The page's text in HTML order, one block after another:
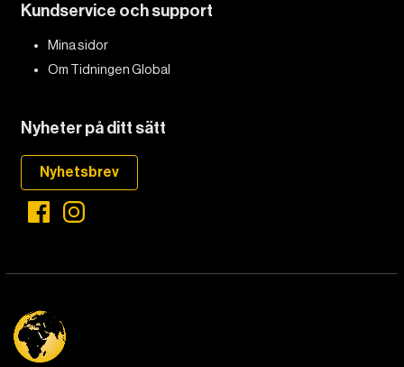
Kundservice och support
Mina sidor
Om Tidningen Global
Nyheter på ditt sätt
Nyhetsbrev